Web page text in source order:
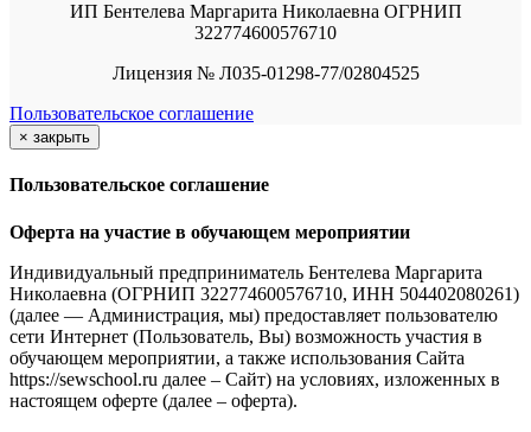
ИП Бентелева Маргарита Николаевна ОГРНИП
322774600576710
Лицензия № Л035-01298-77/02804525
Пользовательское соглашение
× закрыть
Пользовательское соглашение
Оферта на участие в обучающем мероприятии
Индивидуальный предприниматель Бентелева Маргарита
Николаевна (ОГРНИП 322774600576710, ИНН 504402080261)
(далее — Администрация, мы) предоставляет пользователю
сети Интернет (Пользователь, Вы) возможность участия в
обучающем мероприятии, а также использования Сайта
https://sewschool.ru далее – Сайт) на условиях, изложенных в
настоящем оферте (далее – оферта).